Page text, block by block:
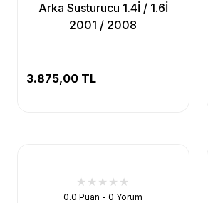
Arka Susturucu 1.4İ / 1.6İ
2001 / 2008
3.875,00 TL
0.0 Puan - 0 Yorum